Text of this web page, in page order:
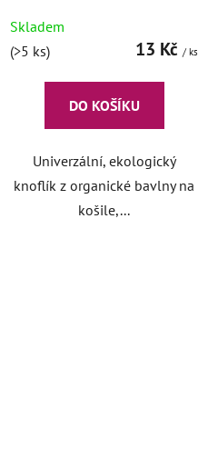
Skladem
(>5 ks)
13 Kč / ks
DO KOŠÍKU
Univerzální, ekologický
knoflík z organické bavlny na
košile,...